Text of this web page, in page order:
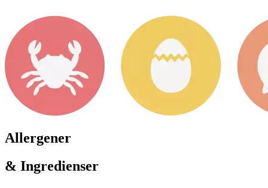
Allergener
& Ingredienser